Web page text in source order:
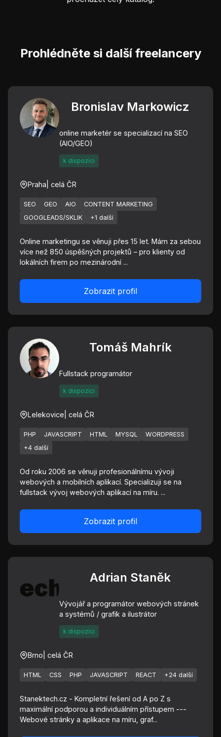
Prohlédněte si další freelancery
Bronislav Markowicz
online marketér se specializací na SEO
(AIO/GEO)
k dispozici
Praha | celá ČR
SEO GEO AIO
CONTENT MARKETING
GOOGLEADS/SKLIK
+1 další
Online marketingu se věnuji přes 15 let. Mám za sebou
více než 850 úspěšných projektů – pro klienty od
lokálních firem po mezinárodní ...
Zobrazit profil
Tomáš Mahrík
Fullstack programátor
k dispozici
Lelekovice | celá ČR
PHP JAVASCRIPT HTML MYSQL
WORDPRESS
+4 další
Od roku 2006 se věnuji profesionálnímu vývoji
webových a mobilních aplikací. Specializuji se na
fullstack vývoj webových aplikací na míru. ...
Zobrazit profil
Adrian Staněk
Vývojář a programátor webových stránek
a systémů / grafik a ilustrátor
k dispozici
Brno | celá ČR
HTML CSS PHP JAVASCRIPT REACT +24 další
Stanektech.cz - Kompletní řešení od A po Z s
maximální podporou a individuálním přístupem ---
Webové stránky a aplikace na míru, graf...